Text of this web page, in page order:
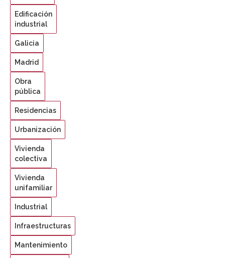
Edificación
industrial
Galicia
Madrid
Obra
pública
Residencias
Urbanización
Vivienda
colectiva
Vivienda
unifamiliar
Industrial
Infraestructuras
Mantenimiento